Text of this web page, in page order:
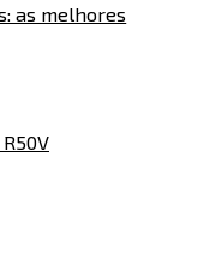
as melhores